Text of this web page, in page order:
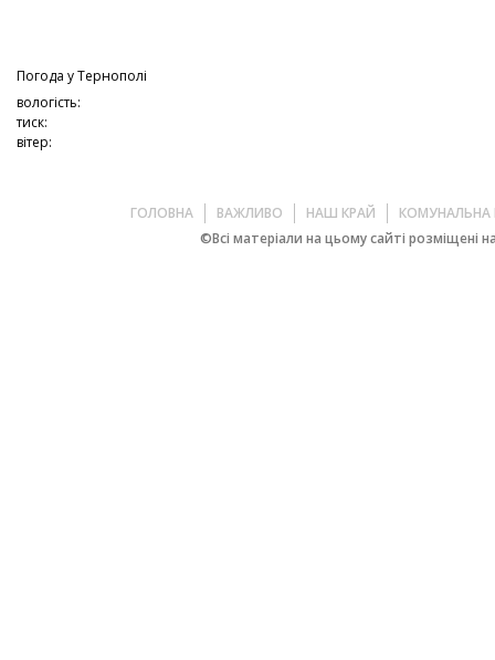
Погода уТернополі
вологість:
тиск:
вітер:
ГОЛОВНА ВАЖЛИВО НАШ КРАЙ
КОМУНАЛЬНА
©Всі матеріали на цьому сайті розміщені